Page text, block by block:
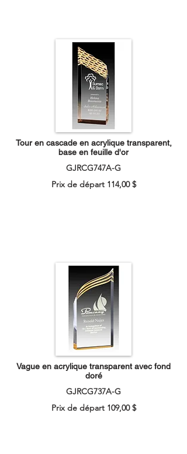
Tour en cascade en acrylique transparent,
base en feuille d'or
GJRCG747A-G
Prix de départ 114,00 $
Vague en acrylique transparent avec fond
doré
GJRCG737A-G
Prix de départ 109,00 $